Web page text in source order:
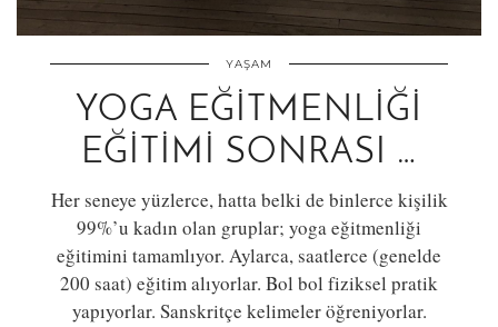
YAŞAM
YOGA EĞITMENLIĞI
EĞITIMI SONRASI …
Her seneye yüzlerce, hatta belki de binlerce kişilik
99%’u kadın olan gruplar; yoga eğitmenliği
eğitimini tamamlıyor. Aylarca, saatlerce (genelde
200 saat) eğitim alıyorlar. Bol bol fiziksel pratik
yapıyorlar. Sanskritçe kelimeler öğreniyorlar.